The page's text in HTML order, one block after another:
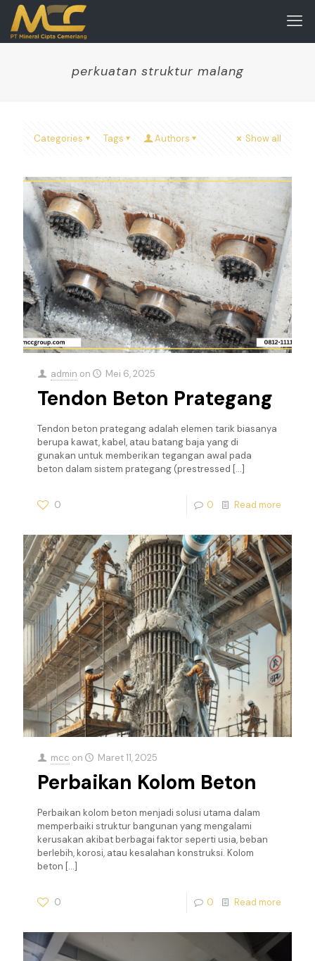
perkuatan struktur malang
Categories Tags Authors Show all
admin on Mei 6, 2025
Tendon Beton Prategang
Tendon beton prategang adalah elemen tarik biasanya
berupa kawat, kabel, atau batang baja yang di
gunakan untuk memberikan tegangan awal pada
beton dalam sistem prategang (prestressed […]
0 0 Read more
mcc on Maret 11, 2025
Perbaikan Kolom Beton
Perbaikan kolom beton menjadi solusi utama dalam
memperbaiki struktur bangunan yang mengalami
kerusakan akibat berbagai faktor seperti usia, beban
berlebih, korosi, atau kesalahan konstruksi. Kolom
beton […]
0 0 Read more